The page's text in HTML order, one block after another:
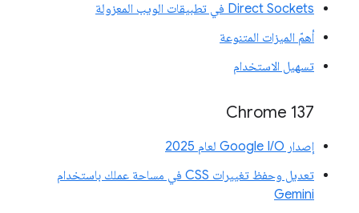
Direct Sockets في تطبيقات الويب المعزولة
أهمّ الميزات المتنوعة
تسهيل الاستخدام
‫Chrome 137
إصدار Google I/O لعام 2025
تعديل وحفظ تغييرات CSS في مساحة عملك باستخدام
Gemini